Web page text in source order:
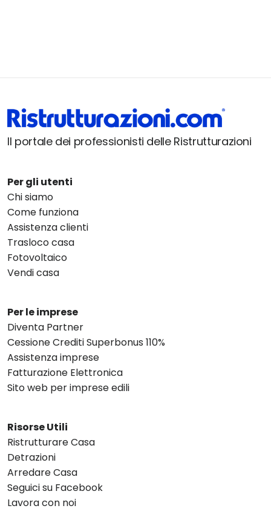
Il portale dei professionisti delle Ristrutturazioni
Per gli utenti
Chi siamo
Come funziona
Assistenza clienti
Trasloco casa
Fotovoltaico
Vendi casa
Per le imprese
Diventa Partner
Cessione Crediti Superbonus 110%
Assistenza imprese
Fatturazione Elettronica
Sito web per imprese edili
Risorse Utili
Ristrutturare Casa
Detrazioni
Arredare Casa
Seguici su Facebook
Lavora con noi